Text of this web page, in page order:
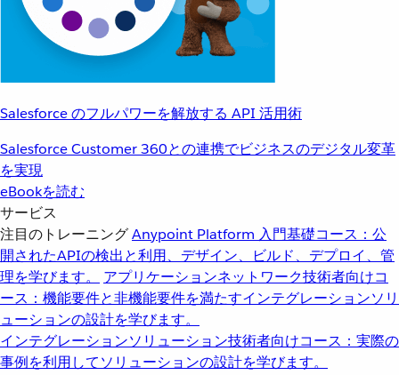
Salesforce のフルパワーを解放する API 活用術
Salesforce Customer 360との連携でビジネスのデジタル変革
を実現
eBookを読む
サービス
注目のトレーニングAnypoint Platform 入門基礎コース：公
開されたAPIの検出と利用、デザイン、ビルド、デプロイ、管
理を学びます。
アプリケーションネットワーク技術者向けコ
ース：機能要件と非機能要件を満たすインテグレーションソリ
ューションの設計を学びます。
インテグレーションソリューション技術者向けコース：実際の
事例を利用してソリューションの設計を学びます。